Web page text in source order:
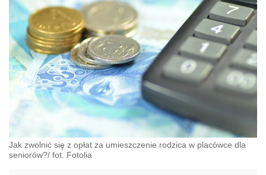
Jak zwolnić się z opłat za umieszczenie rodzica w placówce dla
seniorów?/ fot. Fotolia